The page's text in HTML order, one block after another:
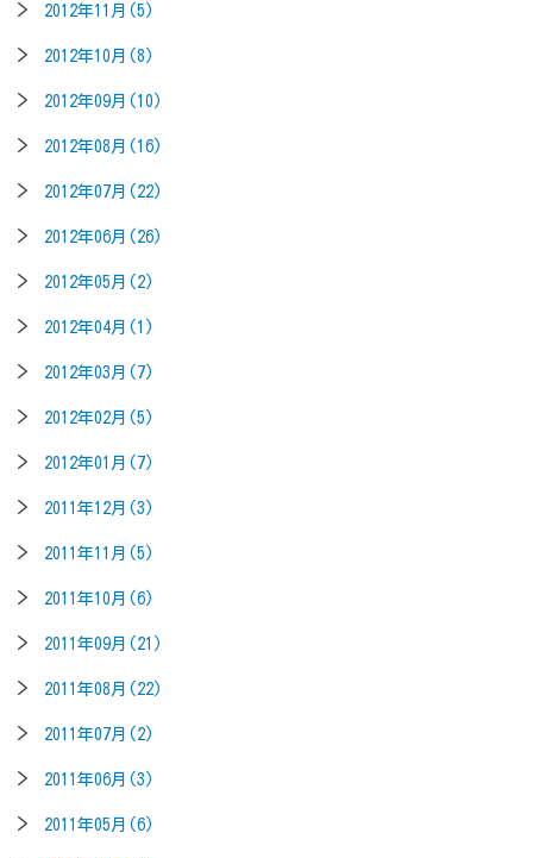
2012年11月(5)
2012年10月(8)
2012年09月(10)
2012年08月(16)
2012年07月(22)
2012年06月(26)
2012年05月(2)
2012年04月(1)
2012年03月(7)
2012年02月(5)
2012年01月(7)
2011年12月(3)
2011年11月(5)
2011年10月(6)
2011年09月(21)
2011年08月(22)
2011年07月(2)
2011年06月(3)
2011年05月(6)